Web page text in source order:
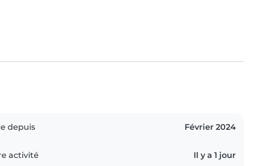
depuis Février 2024
activité Il y a 1 jour